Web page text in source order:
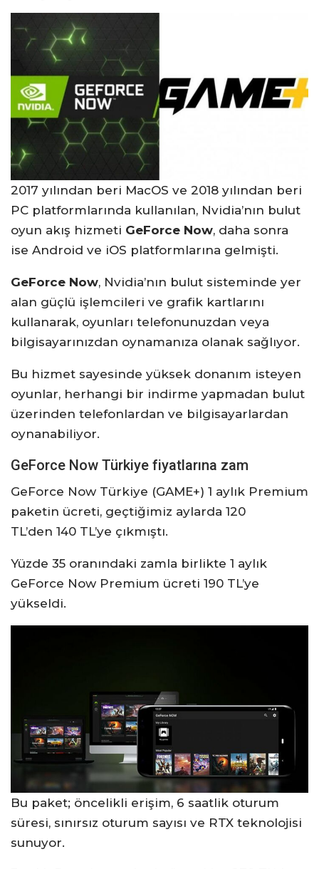
2017 yılından beri MacOS ve 2018 yılından beri
PC platformlarında kullanılan, Nvidia’nın bulut
oyun akış hizmeti GeForce Now, daha sonra
ise Android ve iOS platformlarına gelmişti.
GeForce Now, Nvidia’nın bulut sisteminde yer
alan güçlü işlemcileri ve grafik kartlarını
kullanarak, oyunları telefonunuzdan veya
bilgisayarınızdan oynamanıza olanak sağlıyor.
Bu hizmet sayesinde yüksek donanım isteyen
oyunlar, herhangi bir indirme yapmadan bulut
üzerinden telefonlardan ve bilgisayarlardan
oynanabiliyor.
GeForce Now Türkiye fiyatlarına zam
GeForce Now Türkiye (GAME+) 1 aylık Premium
paketin ücreti, geçtiğimiz aylarda 120
TL’den 140 TL’ye çıkmıştı.
Yüzde 35 oranındaki zamla birlikte 1 aylık
GeForce Now Premium ücreti 190 TL’ye
yükseldi.
Bu paket; öncelikli erişim, 6 saatlik oturum
süresi, sınırsız oturum sayısı ve RTX teknolojisi
sunuyor.